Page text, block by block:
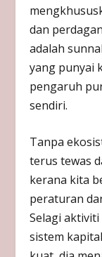
dan
adalah
yang punyai
pengaruh
sendiri.
Tanpa
terus tewas
kerana kita
peraturan
Selagi
sistem